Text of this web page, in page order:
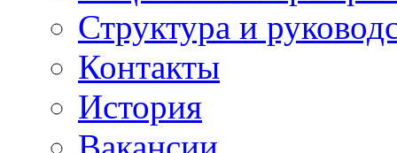
Структура и
Контакты
История